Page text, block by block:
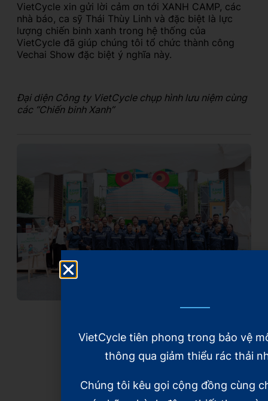
VietCycle xin gửi lời cảm ơn tới XANH CAMP, các
nhà báo, ca sỹ Thái Thùy Linh và đặc biệt là lực
lượng chiến binh xanh trong hệ thống của
VietCycle đã giúp chúng tôi tổ chức thành công
Vechai Show đặc biệt ý nghĩa này.
Đại diện Công ty VietCycle chụp hình lưu niệm cùng
các “Chiến binh Xanh”
Xem thêm
VietCycle tiên phong trong bảo vệ
thông qua giảm thiểu rác thải
Chúng tôi kêu gọi cộng đồng cùng